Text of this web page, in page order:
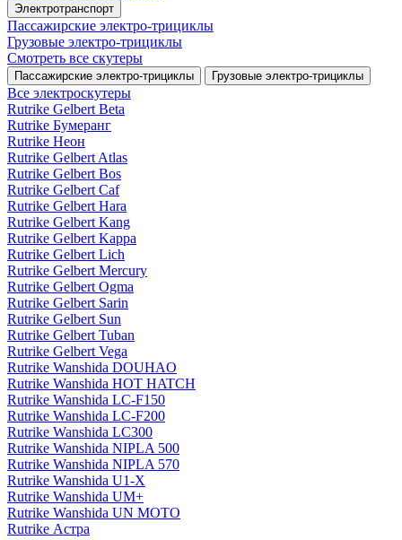
Электротранспорт
Пассажирские электро‑трициклы
Грузовые электро‑трициклы
Смотреть все скутеры
Пассажирские электро‑трициклы Грузовые электро‑трициклы
Все электро­скутеры
Rutrike Gelbert Beta
Rutrike Бумеранг
Rutrike Неон
Rutrike Gelbert Atlas
Rutrike Gelbert Bos
Rutrike Gelbert Caf
Rutrike Gelbert Hara
Rutrike Gelbert Kang
Rutrike Gelbert Kappa
Rutrike Gelbert Lich
Rutrike Gelbert Mercury
Rutrike Gelbert Ogma
Rutrike Gelbert Sarin
Rutrike Gelbert Sun
Rutrike Gelbert Tuban
Rutrike Gelbert Vega
Rutrike Wanshida DOUHAO
Rutrike Wanshida HOT HATCH
Rutrike Wanshida LC-F150
Rutrike Wanshida LC-F200
Rutrike Wanshida LC300
Rutrike Wanshida NIPLA 500
Rutrike Wanshida NIPLA 570
Rutrike Wanshida U1-X
Rutrike Wanshida UM+
Rutrike Wanshida UN MOTO
Rutrike Астра